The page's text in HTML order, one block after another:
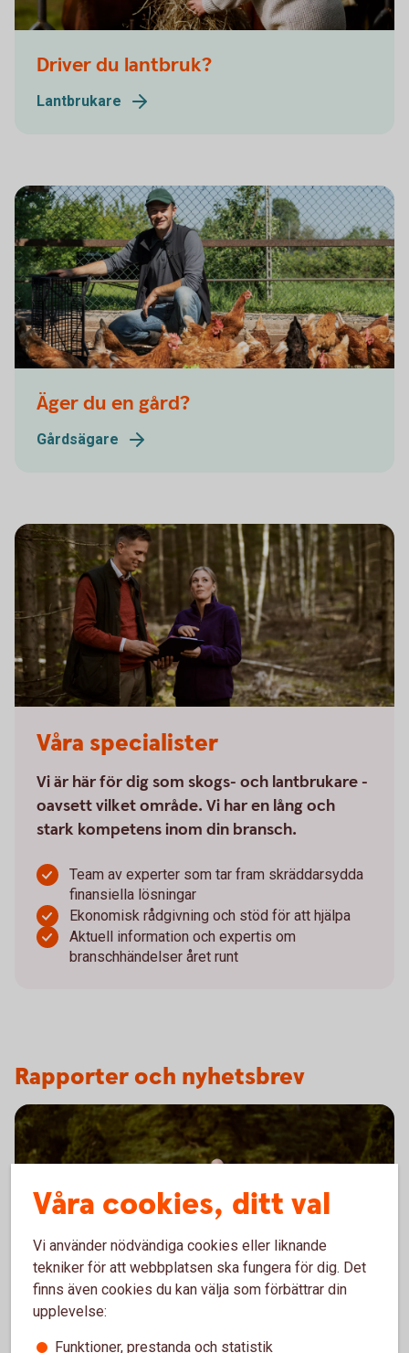
Driver du lantbruk?
Lantbrukare
Äger du en gård?
Gårdsägare
Våra specialister
Vi är här för dig som skogs- och lantbrukare -
oavsett vilket område. Vi har en lång och
stark kompetens inom din bransch.
Team av experter som tar fram skräddarsydda
finansiella lösningar
Ekonomisk rådgivning och stöd för att hjälpa
Aktuell information och expertis om
branschhändelser året runt
Rapporter och nyhetsbrev
Lantbruksbarometern 2026
Våra cookies, ditt val
Vi använder nödvändiga cookies eller liknande
tekniker för att webbplatsen ska fungera för dig. Det
finns även cookies du kan välja som förbättrar din
upplevelse:
Funktioner, prestanda och statistik